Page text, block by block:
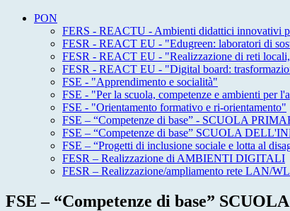
PON
FERS - REACTU - Ambienti didattici innovativi
FESR - REACT EU - "Edugreen: laboratori di
FESR - REACT EU - "Realizzazione di reti
FESR - REACT EU - "Digital board:
FSE - "Apprendimento e socialità"
FSE - "Per la scuola, competenze e ambienti per
FSE - "Orientamento formativo e ri-orientamento"
FSE – “Competenze di base” - SCUOLA
FSE – “Competenze di base” SCUOLA
FSE – “Progetti di inclusione sociale e lotta al
FESR – Realizzazione di AMBIENTI DIGITALI
FESR – Realizzazione/ampliamento rete LAN/
FSE – “Competenze di base”